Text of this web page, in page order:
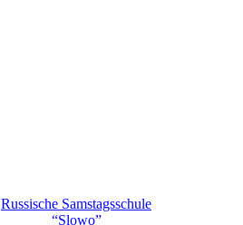
Russische Samstagsschule
“Slowo”